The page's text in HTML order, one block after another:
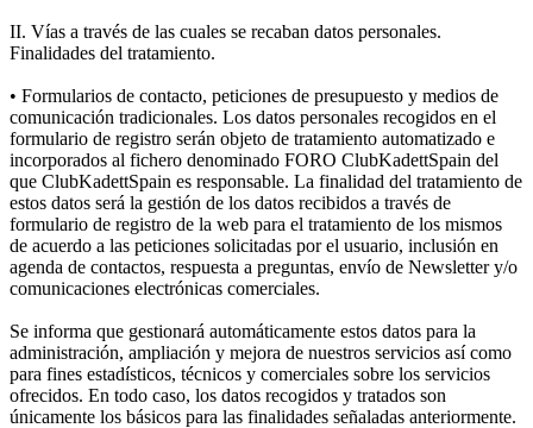
II. Vías a través de las cuales se recaban datos personales.
Finalidades del tratamiento.
• Formularios de contacto, peticiones de presupuesto y medios de
comunicación tradicionales. Los datos personales recogidos en el
formulario de registro serán objeto de tratamiento automatizado e
incorporados al fichero denominado FORO ClubKadettSpain del
que ClubKadettSpain es responsable. La finalidad del tratamiento de
estos datos será la gestión de los datos recibidos a través de
formulario de registro de la web para el tratamiento de los mismos
de acuerdo a las peticiones solicitadas por el usuario, inclusión en
agenda de contactos, respuesta a preguntas, envío de Newsletter y/o
comunicaciones electrónicas comerciales.
Se informa que gestionará automáticamente estos datos para la
administración, ampliación y mejora de nuestros servicios así como
para fines estadísticos, técnicos y comerciales sobre los servicios
ofrecidos. En todo caso, los datos recogidos y tratados son
únicamente los básicos para las finalidades señaladas anteriormente.